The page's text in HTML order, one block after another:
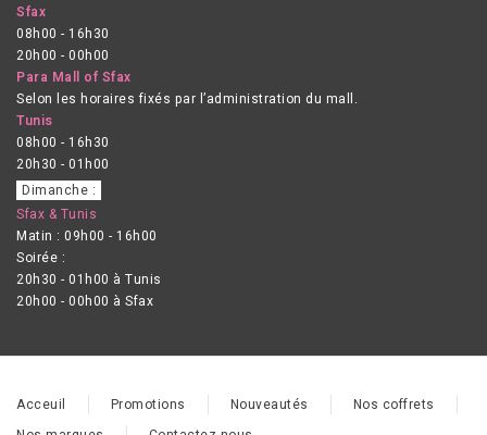
Sfax
08h00 - 16h30
20h00 - 00h00
Para Mall of Sfax
Selon les horaires fixés par l’administration du mall.
Tunis
08h00 - 16h30
20h30 - 01h00
Dimanche :
Sfax & Tunis
Matin : 09h00 - 16h00
Soirée :
20h30 - 01h00 à Tunis
20h00 - 00h00 à Sfax
Acceuil Promotions Nouveautés
Nos coffrets